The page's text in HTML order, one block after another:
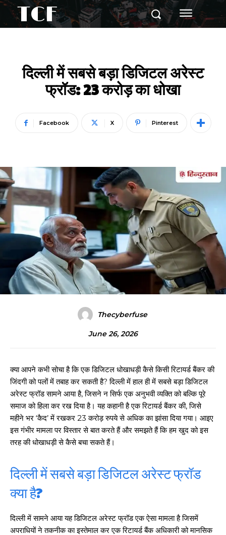
TCF
दिल्ली में सबसे बड़ा डिजिटल अरेस्ट
फ्रॉड: 23 करोड़ का धोखा
Facebook X Pinterest
Thecyberfuse
June 26, 2026
क्या आपने कभी सोचा है कि एक डिजिटल धोखाधड़ी कैसे किसी रिटायर्ड बैंकर की
जिंदगी को पलों में तबाह कर सकती है? दिल्ली में हाल ही में सबसे बड़ा डिजिटल
अरेस्ट फ्रॉड सामने आया है, जिसने न सिर्फ एक अनुभवी व्यक्ति को बल्कि पूरे
समाज को हिला कर रख दिया है। यह कहानी है एक रिटायर्ड बैंकर की, जिसे
महीने भर ‘कैद’ में रखकर 23 करोड़ रुपये से अधिक का झांसा दिया गया। आइए
इस गंभीर मामला पर विस्तार से बात करते हैं और समझते हैं कि हम खुद को इस
तरह की धोखाधड़ी से कैसे बचा सकते हैं।
दिल्ली में सबसे बड़ा डिजिटल अरेस्ट फ्रॉड
क्या है?
दिल्ली में सामने आया यह डिजिटल अरेस्ट फ्रॉड एक ऐसा मामला है जिसमें
अपराधियों ने तकनीक का इस्तेमाल कर एक रिटायर्ड बैंक अधिकारी को मानसिक